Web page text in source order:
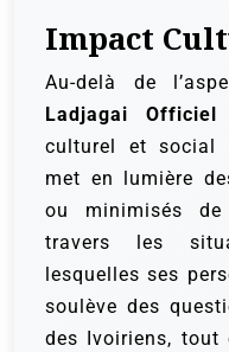
Impact
Au-delà de
Ladjagai Officiel
culturel et social
met en lumière
ou minimisés
travers les
lesquelles ses
soulève des
des Ivoiriens, tout